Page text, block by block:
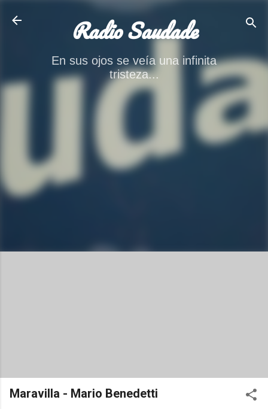
Radio Saudade
En sus ojos se veía una infinita
tristeza...
Maravilla - Mario Benedetti